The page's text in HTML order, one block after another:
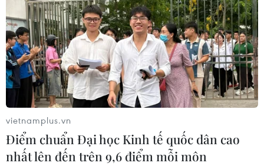
vietnamplus.vn
Điểm chuẩn Đại học Kinh tế quốc dân cao
nhất lên đến trên 9,6 điểm mỗi môn